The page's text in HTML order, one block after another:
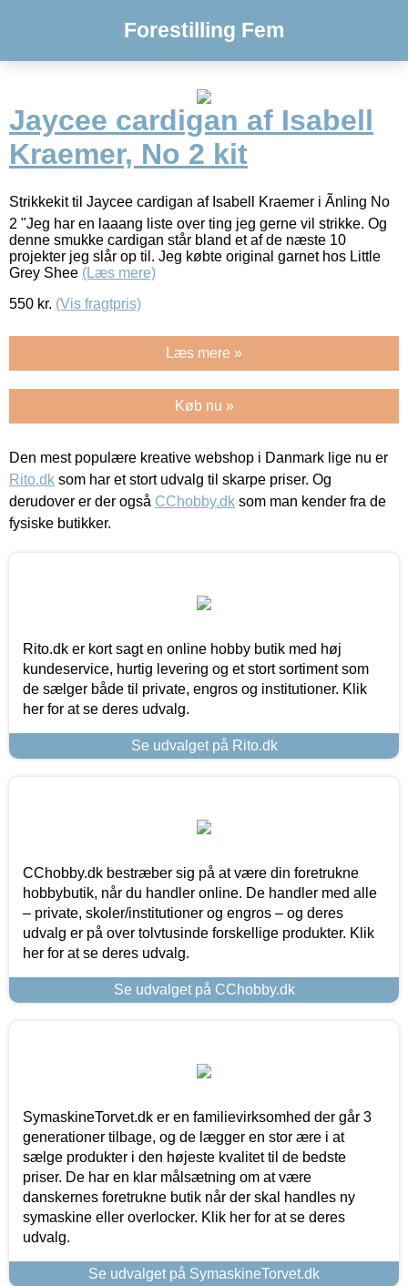
Forestilling Fem
Jaycee cardigan af Isabell
Kraemer, No 2 kit
Strikkekit til Jaycee cardigan af Isabell Kraemer i Ãnling No
2 "Jeg har en laaang liste over ting jeg gerne vil strikke. Og
denne smukke cardigan står bland et af de næste 10
projekter jeg slår op til. Jeg købte original garnet hos Little
Grey Shee (Læs mere)
550 kr. (Vis fragtpris)
Læs mere »
Køb nu »
Den mest populære kreative webshop i Danmark lige nu er
Rito.dk som har et stort udvalg til skarpe priser. Og
derudover er der også CChobby.dk som man kender fra de
fysiske butikker.
Rito.dk er kort sagt en online hobby butik med høj
kundeservice, hurtig levering og et stort sortiment som
de sælger både til private, engros og institutioner. Klik
her for at se deres udvalg.
Se udvalget på Rito.dk
CChobby.dk bestræber sig på at være din foretrukne
hobbybutik, når du handler online. De handler med alle
– private, skoler/institutioner og engros – og deres
udvalg er på over tolvtusinde forskellige produkter. Klik
her for at se deres udvalg.
Se udvalget på CChobby.dk
SymaskineTorvet.dk er en familievirksomhed der går 3
generationer tilbage, og de lægger en stor ære i at
sælge produkter i den højeste kvalitet til de bedste
priser. De har en klar målsætning om at være
danskernes foretrukne butik når der skal handles ny
symaskine eller overlocker. Klik her for at se deres
udvalg.
Se udvalget på SymaskineTorvet.dk